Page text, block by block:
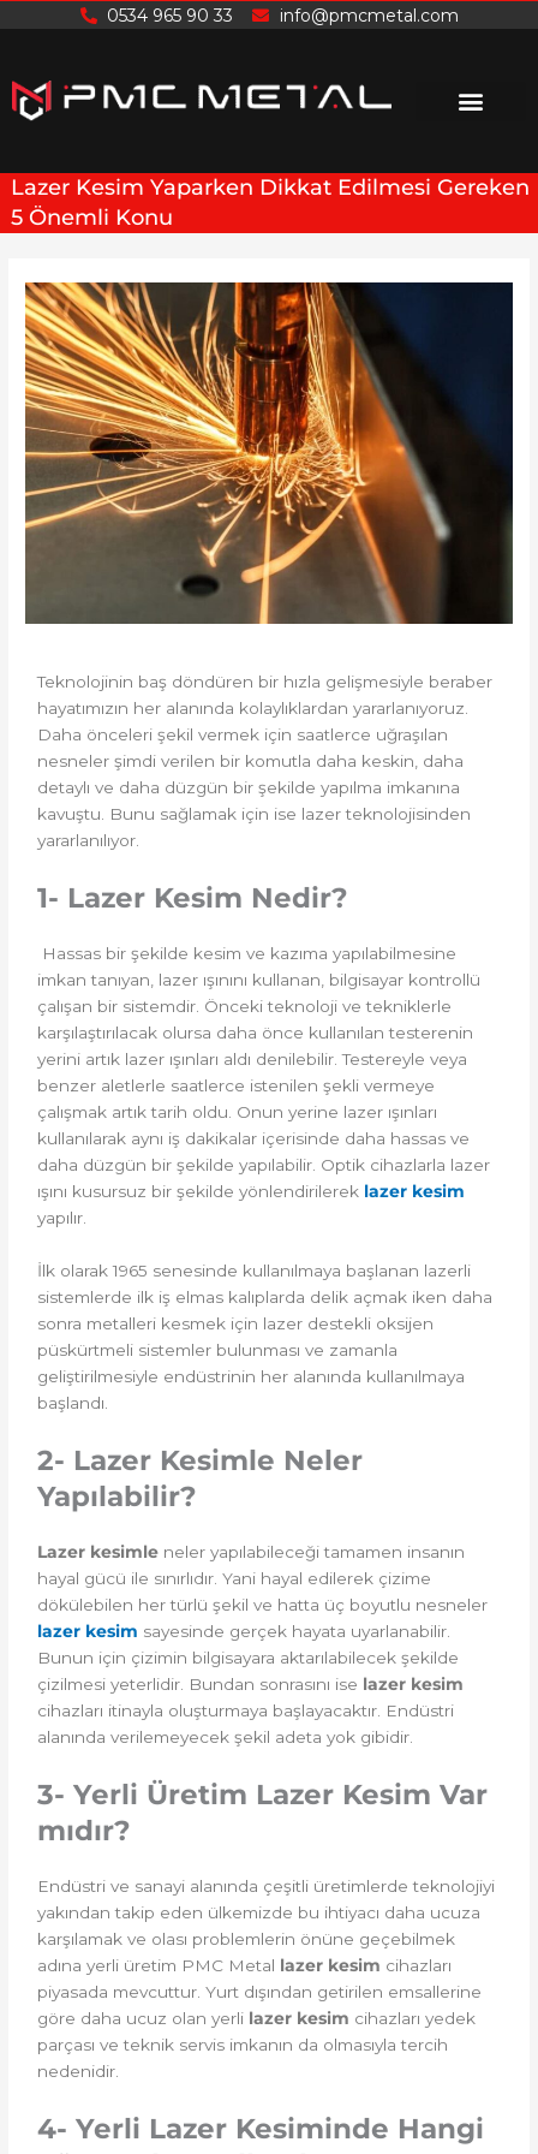
0534 965 90 33 info@pmcmetal.com
Lazer Kesim Yaparken Dikkat Edilmesi Gereken
5 Önemli Konu
Teknolojinin baş döndüren bir hızla gelişmesiyle beraber
hayatımızın her alanında kolaylıklardan yararlanıyoruz.
Daha önceleri şekil vermek için saatlerce uğraşılan
nesneler şimdi verilen bir komutla daha keskin, daha
detaylı ve daha düzgün bir şekilde yapılma imkanına
kavuştu. Bunu sağlamak için ise lazer teknolojisinden
yararlanılıyor.
1- Lazer Kesim Nedir?
Hassas bir şekilde kesim ve kazıma yapılabilmesine
imkan tanıyan, lazer ışınını kullanan, bilgisayar kontrollü
çalışan bir sistemdir. Önceki teknoloji ve tekniklerle
karşılaştırılacak olursa daha önce kullanılan testerenin
yerini artık lazer ışınları aldı denilebilir. Testereyle veya
benzer aletlerle saatlerce istenilen şekli vermeye
çalışmak artık tarih oldu. Onun yerine lazer ışınları
kullanılarak aynı iş dakikalar içerisinde daha hassas ve
daha düzgün bir şekilde yapılabilir. Optik cihazlarla lazer
ışını kusursuz bir şekilde yönlendirilerek lazer kesim
yapılır.
İlk olarak 1965 senesinde kullanılmaya başlanan lazerli
sistemlerde ilk iş elmas kalıplarda delik açmak iken daha
sonra metalleri kesmek için lazer destekli oksijen
püskürtmeli sistemler bulunması ve zamanla
geliştirilmesiyle endüstrinin her alanında kullanılmaya
başlandı.
2- Lazer Kesimle Neler
Yapılabilir?
Lazer kesimle neler yapılabileceği tamamen insanın
hayal gücü ile sınırlıdır. Yani hayal edilerek çizime
dökülebilen her türlü şekil ve hatta üç boyutlu nesneler
lazer kesim sayesinde gerçek hayata uyarlanabilir.
Bunun için çizimin bilgisayara aktarılabilecek şekilde
çizilmesi yeterlidir. Bundan sonrasını ise lazer kesim
cihazları itinayla oluşturmaya başlayacaktır. Endüstri
alanında verilemeyecek şekil adeta yok gibidir.
3- Yerli Üretim Lazer Kesim Var
mıdır?
Endüstri ve sanayi alanında çeşitli üretimlerde teknolojiyi
yakından takip eden ülkemizde bu ihtiyacı daha ucuza
karşılamak ve olası problemlerin önüne geçebilmek
adına yerli üretim PMC Metal lazer kesim cihazları
piyasada mevcuttur. Yurt dışından getirilen emsallerine
göre daha ucuz olan yerli lazer kesim cihazları yedek
parçası ve teknik servis imkanın da olmasıyla tercih
nedenidir.
4- Yerli Lazer Kesiminde Hangi